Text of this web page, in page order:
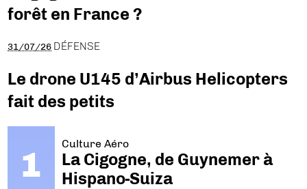
forêt en France ?
31/07/26 DÉFENSE
Le drone U145 d’Airbus Helicopters
fait des petits
Culture Aéro
La Cigogne, de Guynemer à
Hispano-Suiza